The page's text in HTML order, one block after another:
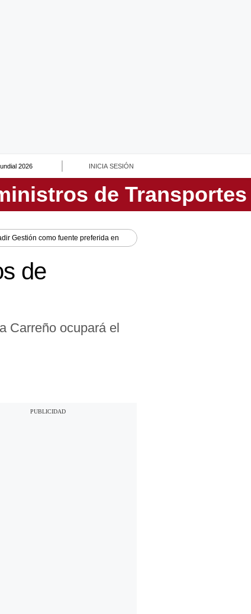
2026 INICIA SESIÓN
Gestión como fuente preferida en
de
Carreño ocupará el